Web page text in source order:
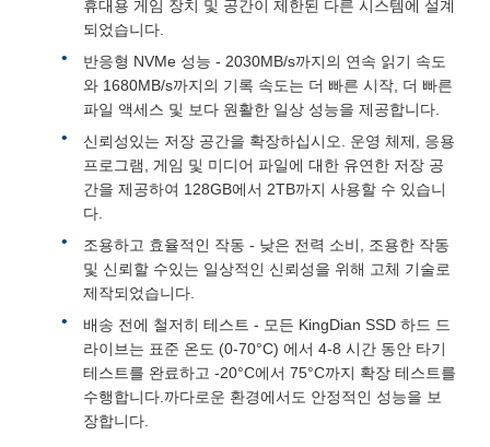
휴대용 게임 장치 및 공간이 제한된 다른 시스템에 설계
되었습니다.
반응형 NVMe 성능 - 2030MB/s까지의 연속 읽기 속도
와 1680MB/s까지의 기록 속도는 더 빠른 시작, 더 빠른
파일 액세스 및 보다 원활한 일상 성능을 제공합니다.
신뢰성있는 저장 공간을 확장하십시오. 운영 체제, 응용
프로그램, 게임 및 미디어 파일에 대한 유연한 저장 공
간을 제공하여 128GB에서 2TB까지 사용할 수 있습니
다.
조용하고 효율적인 작동 - 낮은 전력 소비, 조용한 작동
및 신뢰할 수있는 일상적인 신뢰성을 위해 고체 기술로
제작되었습니다.
배송 전에 철저히 테스트 - 모든 KingDian SSD 하드 드
라이브는 표준 온도 (0-70°C) 에서 4-8 시간 동안 타기
테스트를 완료하고 -20°C에서 75°C까지 확장 테스트를
수행합니다.까다로운 환경에서도 안정적인 성능을 보
장합니다.